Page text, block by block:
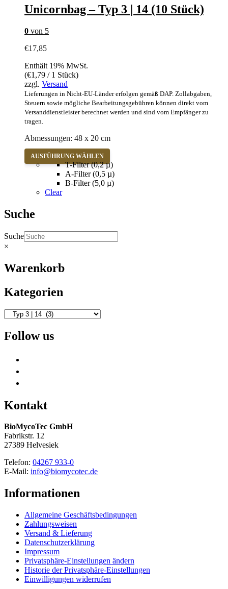
Optionen
können
Unicornbag – Typ 3 | 14 (10 Stück)
0 von 5
€17,85
Enthält 19% MwSt.
(€1,79 / 1 Stück)
zzgl. Versand
Lieferungen in Nicht-EU-Länder erfolgen gemäß DAP. Zollabgaben,
Steuern sowie mögliche Bearbeitungsgebühren können direkt vom
Versanddienstleister berechnet werden und sind vom Empfänger zu
tragen.
Abmessungen: 48 x 20 cm
AUSFÜHRUNG WÄHLEN
Produkt
weist
mehrere
T-Filter (0,2 µ)
A-Filter (0,5 µ)
B-Filter (5,0 µ)
Clear
Suche
Suche
×
Warenkorb
Kategorien
Follow us
Kontakt
BioMycoTec GmbH
Fabrikstr. 12
27389 Helvesiek
Telefon: 04267 933-0
E-Mail: info@biomycotec.de
Informationen
Allgemeine Geschäftsbedingungen
Zahlungsweisen
Versand & Lieferung
Datenschutzerklärung
Impressum
Privatsphäre-Einstellungen ändern
Historie der Privatsphäre-Einstellungen
Einwilligungen widerrufen